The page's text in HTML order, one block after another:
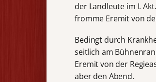
der Landleute im I.
fromme Eremit von
Bedingt durch
seitlich am
Eremit von der
aber den Abend.